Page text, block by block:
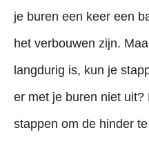
je buren een keer een
het verbouwen zijn.
langdurig is, kun je
er met je buren niet
stappen om de hinder